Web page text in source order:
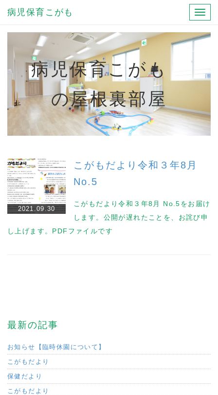
病児保育こがも
病児保育こがも
の屋根裏部屋
2021.09.30
こがもだより令和３年8月
No.5
こがもだより令和３年8月 No.5をお届け
します。公開が遅れたことを、お詫び申
し上げます。PDFファイルです
最新の記事
お知らせ【臨時休園について】
こがもだより
保健だより
こがもだより